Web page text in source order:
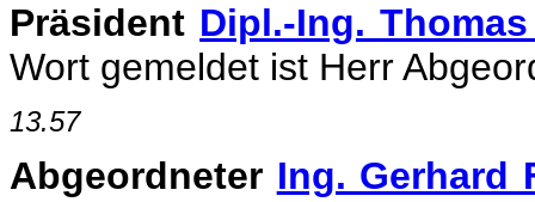
Präsident Dipl.-Ing.
Wort gemeldet ist Herr
13.57
Abgeordneter Ing. Gerhard